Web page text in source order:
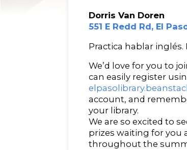
Dorris Van Doren
551 E Redd Rd, El
Practica hablar
We’d love for you to
can easily register
account, and
your library.
We are so excited to
prizes waiting for you
throughout the